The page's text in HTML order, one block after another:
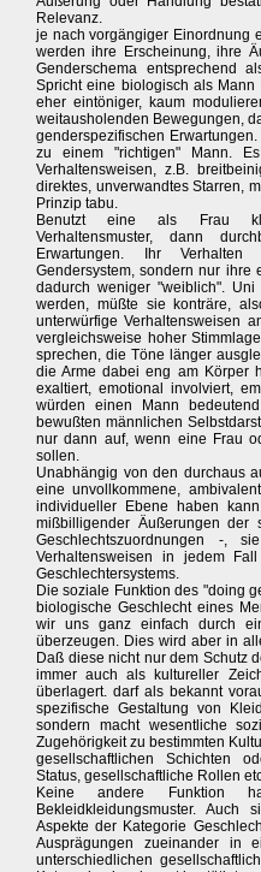
Relevanz.
je nach vorgängiger Einordnung
werden ihre Erscheinung, ihre
Genderschema entsprechend
Spricht eine biologisch als Mann
eher eintöniger, kaum
weitausholenden Bewegungen,
genderspezifischen
zu einem "richtigen" Mann.
Verhaltensweisen, z.B.
direktes, unverwandtes Starren,
Prinzip tabu.
Benutzt eine als Frau
Verhaltensmuster, dann
Erwartungen. Ihr
Gendersystem, sondern nur ihre
dadurch weniger "weiblich".
werden, müßte sie konträre,
unterwürfige Verhaltensweisen
vergleichsweise hoher
sprechen, die Töne länger
die Arme dabei eng am Körper
exaltiert, emotional involviert,
würden einen Mann
bewußten männlichen
nur dann auf, wenn eine Frau
sollen.
Unabhängig von den durchaus
eine unvollkommene,
individueller Ebene haben
mißbilligender Äußerungen der
Geschlechtszuordnungen -,
Verhaltensweisen in jedem
Geschlechtersystems.
Die soziale Funktion des "doing
biologische Geschlecht eines
wir uns ganz einfach durch
überzeugen. Dies wird aber in
Daß diese nicht nur dem Schutz
immer auch als kultureller
überlagert. darf als bekannt
spezifische Gestaltung von
sondern macht wesentliche
Zugehörigkeit zu bestimmten
gesellschaftlichen Schichten
Status, gesellschaftliche Rollen
Keine andere Funktion
Bekleidkleidungsmuster.
Aspekte der Kategorie
Ausprägungen zueinander in
unterschiedlichen